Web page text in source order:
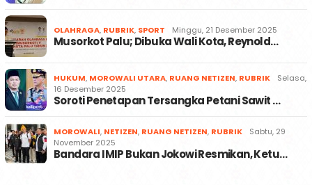
OLAHRAGA, RUBRIK, SPORT Minggu, 21 Desember 2025
Musorkot Palu; Dibuka Wali Kota, Reynold…
HUKUM, MOROWALI UTARA, RUANG NETIZEN, RUBRIK
Selasa,
16 Desember 2025
Soroti Penetapan Tersangka Petani Sawit …
MOROWALI, NETIZEN, RUANG NETIZEN, RUBRIK
Sabtu, 29
November 2025
Bandara IMIP Bukan Jokowi Resmikan, Ketu…